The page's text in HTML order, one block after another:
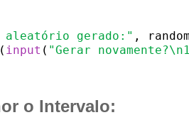
aleatório gerado:" ,
( input ( "Gerar
o Intervalo: